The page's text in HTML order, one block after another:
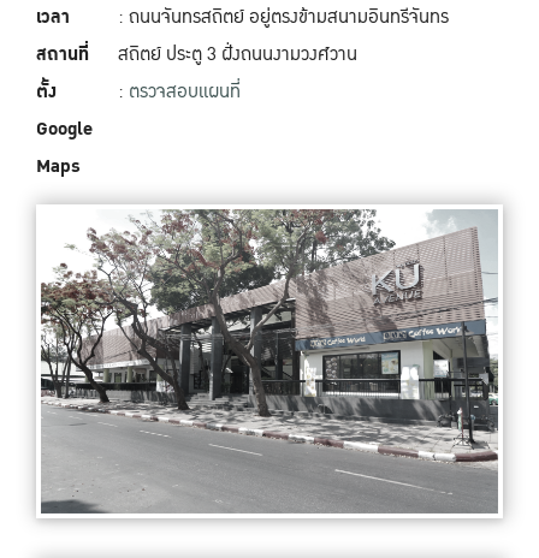
เวลา
สถานที่
ตั้ง
Google
Maps
: ถนนจันทรสถิตย์ อยู่ตรงข้ามสนามอินทรีจันทร
สถิตย์ ประตู 3 ฝั่งถนนงามวงศ์วาน
: ตรวจสอบแผนที่